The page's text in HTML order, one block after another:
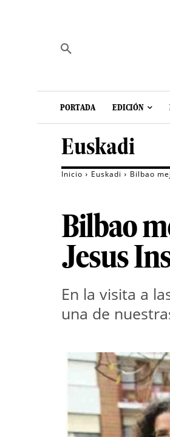
PORTADA EDICIÓN
Euskadi
Inicio Euskadi Bilbao
Bilbao
Jesus
En la visita a
una de